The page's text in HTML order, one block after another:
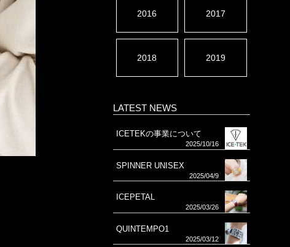
2016 2017
2018 2019
LATEST NEWS
ICETEKの事業について
2025/10/16
SPINNER UNISEX
2025/04/9
ICEPETAL
2025/03/26
QUINTEMPO1
2025/03/12